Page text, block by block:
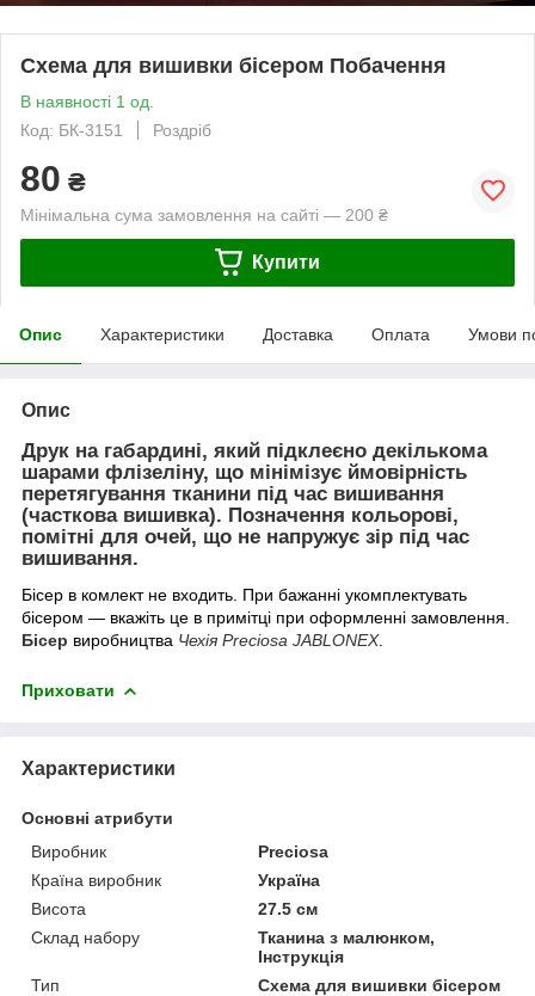
Схема для вишивки бісером Побачення
В наявності 1 од.
Код: БК-3151
Роздріб
80 ₴
Мінімальна сума замовлення на сайті — 200 ₴
Купити
Опис Характеристики Доставка Оплата Умови
Опис
Друк на габардині, який підклеєно декількома
шарами флізеліну, що мінімізує ймовірність
перетягування тканини під час вишивання
(часткова вишивка). Позначення кольорові,
помітні для очей, що не напружує зір під час
вишивання.
Бісер в комлект не входить. При бажанні укомплектувать
бісером ― вкажіть це в примітці при оформленні замовлення.
Бісер виробництва Чехія Preciosa JABLONEX.
Приховати
Характеристики
Основні атрибути
Виробник
Preciosa
Країна виробник
Україна
Висота
27.5 см
Склад набору
Тканина з малюнком,
Інструкція
Тип
Схема для вишивки бісером